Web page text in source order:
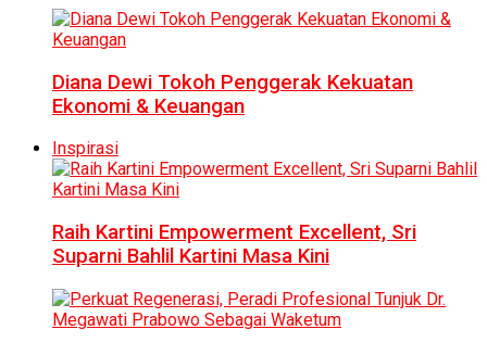
Diana Dewi Tokoh Penggerak Kekuatan
Ekonomi & Keuangan
Inspirasi
Raih Kartini Empowerment Excellent, Sri
Suparni Bahlil Kartini Masa Kini